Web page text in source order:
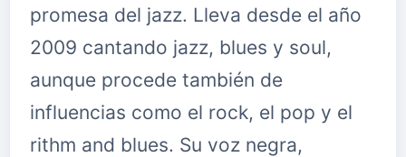
promesa del jazz. Lleva desde el año
2009 cantando jazz, blues y soul,
aunque procede también de
influencias como el rock, el pop y el
rithm and blues. Su voz negra,